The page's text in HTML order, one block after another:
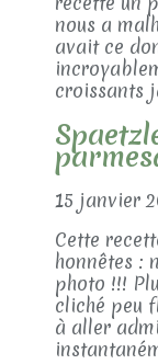
nous a
avait ce
croissants
15 janvier
Cette
honnêtes :
photo !!!
cliché peu
à aller